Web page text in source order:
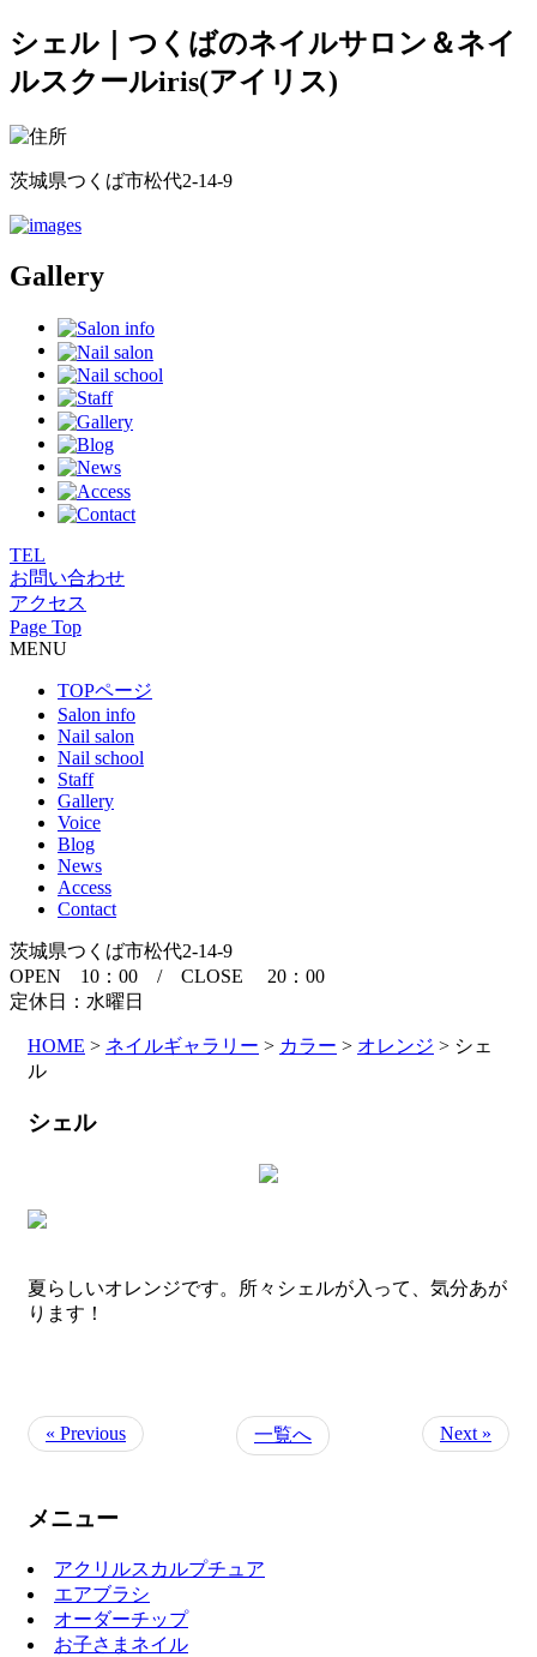
シェル｜つくばのネイルサロン＆ネイ
ルスクールiris(アイリス)
茨城県つくば市松代2-14-9
Gallery
TEL
お問い合わせ
アクセス
Page Top
MENU
TOPページ
Salon info
Nail salon
Nail school
Staff
Gallery
Voice
Blog
News
Access
Contact
茨城県つくば市松代2-14-9
OPEN 10：00 / CLOSE 20：00
定休日：水曜日
HOME > ネイルギャラリー > カラー > オレンジ > シェ
ル
シェル
夏らしいオレンジです。所々シェルが入って、気分あが
ります！
« Previous 一覧へ Next »
メニュー
アクリルスカルプチュア
エアブラシ
オーダーチップ
お子さまネイル